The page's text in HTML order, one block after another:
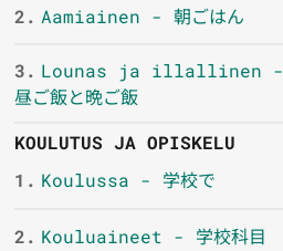
2. Aamiainen - 朝ごはん
3. Lounas ja illallinen -
昼ご飯と晩ご飯
KOULUTUS JA OPISKELU
1. Koulussa - 学校で
2. Kouluaineet - 学校科目